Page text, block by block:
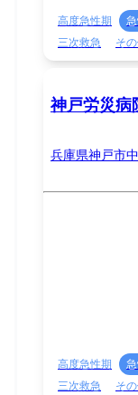
高度急性期
三次救急
そ
神戸労災病
兵庫県神戸市
高度急性期
三次救急
そ